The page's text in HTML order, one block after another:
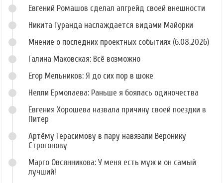
Евгений Ромашов сделал апгрейд своей внешности
Никита Гуранда наслаждается видами Майорки
Мнение о последних проектных событиях (6.08.2026)
Галина Маковская: Всё возможно
Егор Мельников: Я до сих пор в шоке
Нелли Ермолаева: Раньше я боялась одиночества
Евгения Хорошева назвала причину своей поездки в
Питер
Артёму Герасимову в пару навязали Веронику
Строгонову
Марго Овсянникова: У меня есть муж и он самый
лучший!